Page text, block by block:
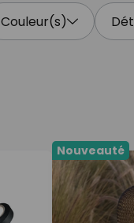
Couleur(s)
Nouveauté